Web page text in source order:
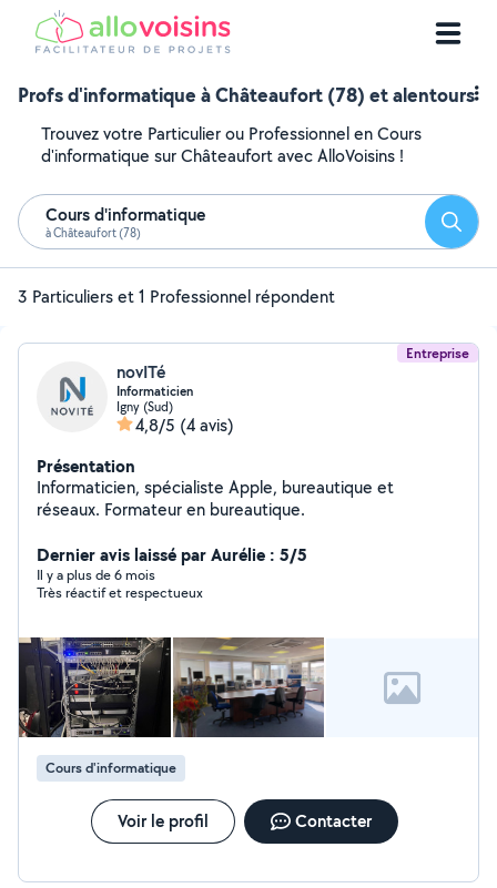
Profs d'informatique à Châteaufort (78) et alentours
Trouvez votre Particulier ou Professionnel en Cours
d'informatique sur Châteaufort avec AlloVoisins !
Cours d'informatique
à Châteaufort (78)
3 Particuliers et 1 Professionnel répondent
Entreprise
novITé
Informaticien
Igny (Sud)
4,8/5 (4 avis)
Présentation
Informaticien, spécialiste Apple, bureautique et
réseaux. Formateur en bureautique.
Dernier avis laissé par Aurélie : 5/5
Il y a plus de 6 mois
Très réactif et respectueux
Cours d'informatique
Voir le profil Contacter